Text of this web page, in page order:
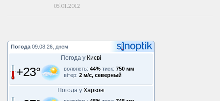
05.01.2012
Погода 09.08.26, днем
Погода у Києві
+23° вологість: 44% тиск: 750 мм
вітер: 2 м/с, северный
Погода у Харкові